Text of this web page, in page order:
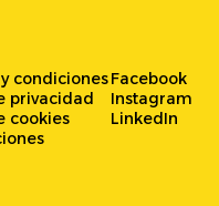
condiciones
privacidad
cookies
Facebook
Instagram
LinkedIn